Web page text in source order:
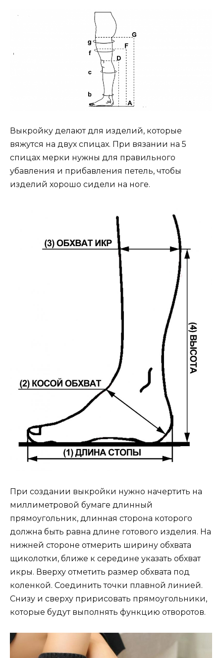
Выкройку делают для изделий, которые
вяжутся на двух спицах. При вязании на 5
спицах мерки нужны для правильного
убавления и прибавления петель, чтобы
изделий хорошо сидели на ноге.
При создании выкройки нужно начертить на
миллиметровой бумаге длинный
прямоугольник, длинная сторона которого
должна быть равна длине готового изделия. На
нижней стороне отмерить ширину обхвата
щиколотки, ближе к середине указать обхват
икры. Вверху отметить размер обхвата под
коленкой. Соединить точки плавной линией.
Снизу и сверху пририсовать прямоугольники,
которые будут выполнять функцию отворотов.